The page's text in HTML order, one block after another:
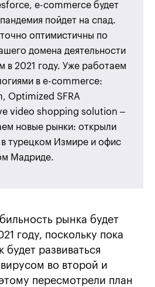
e-commerce будет
пойдет на спад.
оптимистичны по
домена деятельности
в 2021 году. Уже работаем
в e-commerce:
Optimized SFRA
video shopping solution –
новые рынки: открыли
турецком Измире и офис
Мадриде.
рынка будет
году, поскольку пока
будет развиваться
во второй и
пересмотрели план